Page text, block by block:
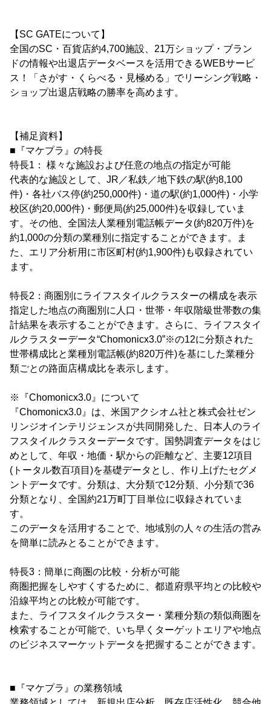
【SC GATEについて】
全国のSC・百貨店約4,700施設、21万ショップ・ブラン
ドの情報や出退店データベースを活用できるWEBサービ
ス！「さがす・くらべる・見極める」でリーシング戦略・
ショップ出退店戦略の勝率を高めます。
【補足資料】
■『マケプラ』の特長
特長1： 様々な施設および任意の地点の指定が可能
代表的な施設として、JR／私鉄／地下鉄の駅(約8,100
件)・各社バス停(約250,000件)・道の駅(約1,000件)・小学
校区(約20,000件)・郵便局(約25,000件)を収録していま
す。その他、全国法人業種別電話帳データ(約820万件)を
約1,000の分類の業種別に指定することができます。ま
た、エリア分析用に市区町村(約1,900件)も収録されてい
ます。
特長2：商圏別にライフスタイルクラスターの構成を表示
指定した地点の商圏別に人口・世帯・年収階級世帯数の集
計結果を表示することができます。さらに、ライフスタイ
ルクラスターデータ“Chomonicx3.0”※の12に分類された
世帯構成比と業種別電話帳(約820万件)を基にした業種分
類ごとの路面店構成比を表示します。
※『Chomonicx3.0』について
『Chomonicx3.0』は、米国アクシオム社と株式会社ゼン
リンジオインテリジェンスが共同開発した、日本人のライ
フスタイルクラスターデータです。国勢調査データをはじ
めとして、年収・地価・駅からの距離など、主要12項目
(トータル数百項目)を基礎データとし、作り上げたセグメ
ントデータです。分類は、大分類で12分類、小分類で36
分類となり、全国約21万町丁目単位に収録されていま
す。
このデータを活用することで、地域別の人々の生活の営み
を簡単に読みとることができます。
特長3：簡単に商圏の比較・分析が可能
商圏把握をしやすくするために、都道府県平均との比較や
沿線平均との比較が可能です。
また、ライフスタイルクラスター・業種分類の類似商圏を
検索することが可能で、いち早くターゲットエリアや地点
のビジネスマーケットデータを把握することができます。
■『マケプラ』の業務領域